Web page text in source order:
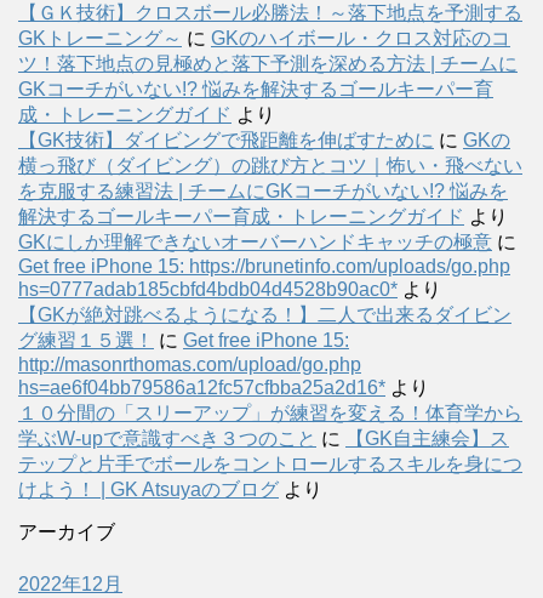
【ＧＫ技術】クロスボール必勝法！～落下地点を予測する
GKトレーニング～ に GKのハイボール・クロス対応のコ
ツ！落下地点の見極めと落下予測を深める方法 | チームに
GKコーチがいない!? 悩みを解決するゴールキーパー育
成・トレーニングガイド より
【GK技術】ダイビングで飛距離を伸ばすために に GKの
横っ飛び（ダイビング）の跳び方とコツ｜怖い・飛べない
を克服する練習法 | チームにGKコーチがいない!? 悩みを
解決するゴールキーパー育成・トレーニングガイド より
GKにしか理解できないオーバーハンドキャッチの極意 に
Get free iPhone 15: https://brunetinfo.com/uploads/go.php
hs=0777adab185cbfd4bdb04d4528b90ac0* より
【GKが絶対跳べるようになる！】二人で出来るダイビン
グ練習１５選！
に Get free iPhone 15:
http://masonrthomas.com/upload/go.php
hs=ae6f04bb79586a12fc57cfbba25a2d16* より
１０分間の「スリーアップ」が練習を変える！体育学から
学ぶW-upで意識すべき３つのこと に
【GK自主練会】ス
テップと片手でボールをコントロールするスキルを身につ
けよう！ | GK Atsuyaのブログ より
アーカイブ
2022年12月